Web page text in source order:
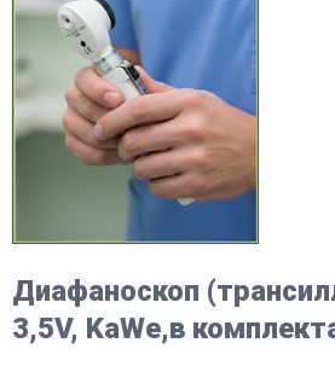
Диафаноскоп
3,5V, KaWe,в